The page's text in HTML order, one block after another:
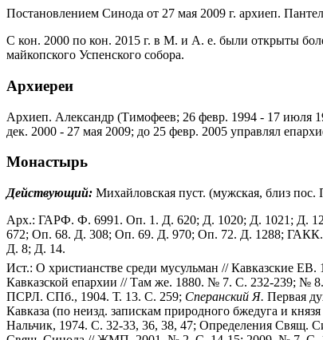
Постановлением Синода от 27 мая 2009 г. архиеп.
С кон. 2000 по кон. 2015 г. в М. и А. е. были открыты
майкопского Успенского собора.
Архиереи
Архиеп. Александр (Тимофеев; 26 февр. 1994 - 17 июля
дек. 2000 - 27 мая 2009; до 25 февр. 2005 управлял
Монастырь
Действующий: Михайловская пуст. (мужская, близ пос.
Арх.: ГАРФ. Ф. 6991. Оп. 1. Д. 620; Д. 1020; Д. 1021; Д.
672; Оп. 68. Д. 308; Оп. 69. Д. 970; Оп. 72. Д. 1288;
Д. 8; Д. 14.
Ист.: О христианстве среди мусульман // Кавказские
Кавказской епархии // Там же. 1880. № 7. С. 232-239; №
ПСРЛ. СПб., 1904. Т. 13. С. 259; Сперанский Я. Первая
Кавказа (по неизд. запискам природного бжедуга и
Нальчик, 1974. С. 32-33, 36, 38, 47; Определения